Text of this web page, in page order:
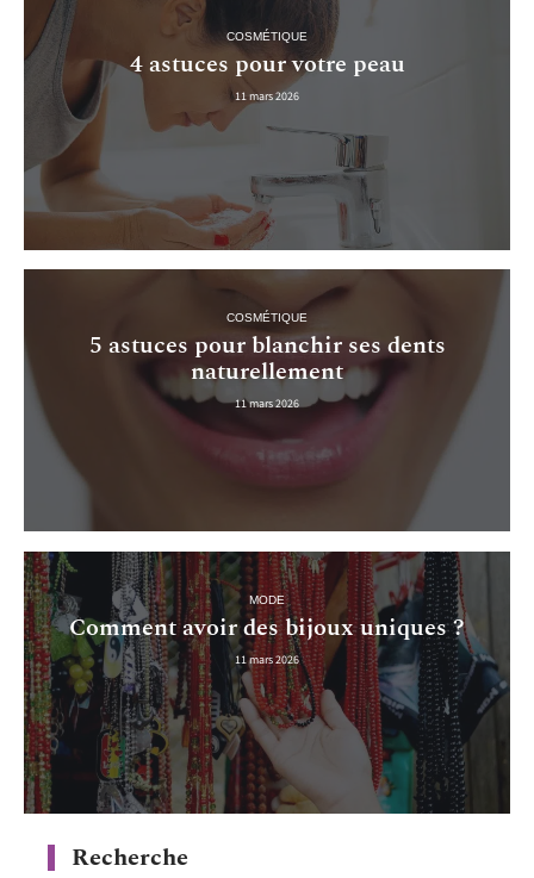
COSMÉTIQUE
4 astuces pour votre peau
11 mars 2026
COSMÉTIQUE
5 astuces pour blanchir ses dents
naturellement
11 mars 2026
MODE
Comment avoir des bijoux uniques ?
11 mars 2026
Recherche